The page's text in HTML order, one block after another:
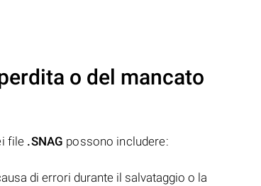
o del mancato
file .SNAG possono includere:
di errori durante il salvataggio o la